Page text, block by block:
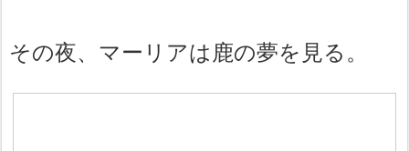
その夜、マーリアは鹿の夢を見る。